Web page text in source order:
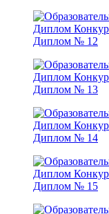
Диплом № 12
Диплом № 13
Диплом № 14
Диплом № 15